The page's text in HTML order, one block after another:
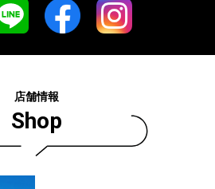
店舗情報
Shop